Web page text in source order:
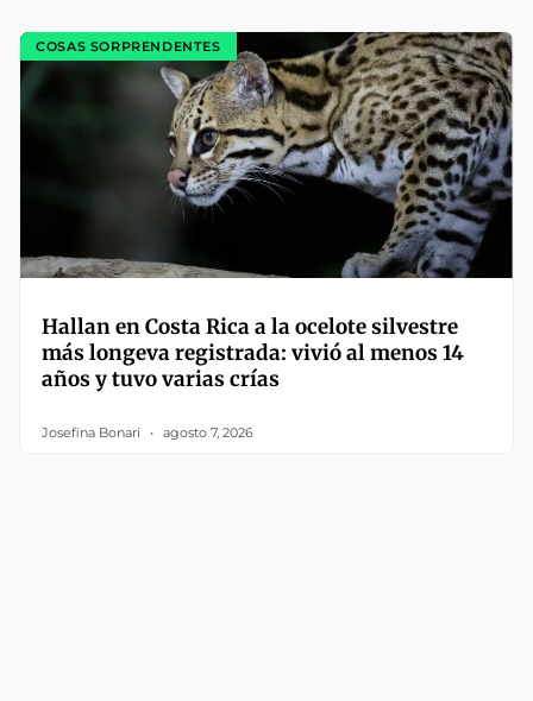
COSAS SORPRENDENTES
Hallan en Costa Rica a la ocelote silvestre
más longeva registrada: vivió al menos 14
años y tuvo varias crías
Josefina Bonari agosto 7, 2026